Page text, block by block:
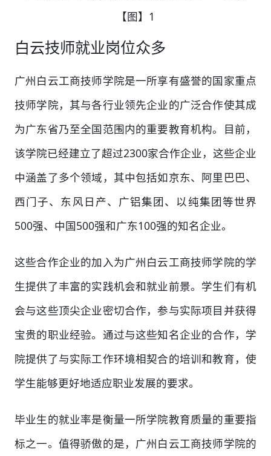
【图】1
白云技师就业岗位众多
广州白云工商技师学院是一所享有盛誉的国家重点
技师学院，其与各行业领先企业的广泛合作使其成
为广东省乃至全国范围内的重要教育机构。目前，
该学院已经建立了超过2300家合作企业，这些企业
中涵盖了多个领域，其中包括如京东、阿里巴巴、
西门子、东风日产、广铝集团、以纯集团等世界
500强、中国500强和广东100强的知名企业。
这些合作企业的加入为广州白云工商技师学院的学
生提供了丰富的实践机会和就业前景。学生们有机
会与这些顶尖企业密切合作，参与实际项目并获得
宝贵的职业经验。通过与这些知名企业的合作，学
院提供了与实际工作环境相契合的培训和教育，使
学生能够更好地适应职业发展的要求。
毕业生的就业率是衡量一所学院教育质量的重要指
标之一。值得骄傲的是，广州白云工商技师学院的